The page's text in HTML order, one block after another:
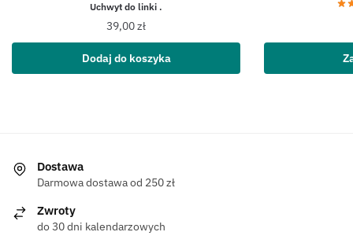
Uchwyt do linki .
39,00zł
Dodaj do koszyka
Dostawa
Darmowa dostawa od 250 zł
Zwroty
do 30 dni kalendarzowych